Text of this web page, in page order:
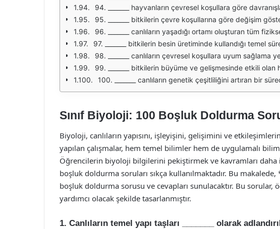
94. _______ hayvanların çevresel koşullara göre
95. _______ bitkilerin çevre koşullarına göre değişim
96. _______ canlıların yaşadığı ortamı oluşturan tüm
97. _______ bitkilerin besin üretiminde kullandığı temel
98. _______ canlıların çevresel koşullara uyum sağlama
99. _______ bitkilerin büyüme ve gelişmesinde etkili olan
100. _______ canlıların genetik çeşitliliğini artıran bir
Sınıf Biyoloji: 100 Boşluk Doldurma
Biyoloji, canlıların yapısını, işleyişini, gelişimini ve
yapılan çalışmalar, hem temel bilimler hem de uygulamalı
Öğrencilerin biyoloji bilgilerini pekiştirmek ve kavramları daha
boşluk doldurma soruları sıkça kullanılmaktadır. Bu
boşluk doldurma sorusu ve cevapları sunulacaktır. Bu sorular,
yardımcı olacak şekilde tasarlanmıştır.
1. Canlıların temel yapı taşları _______ olarak